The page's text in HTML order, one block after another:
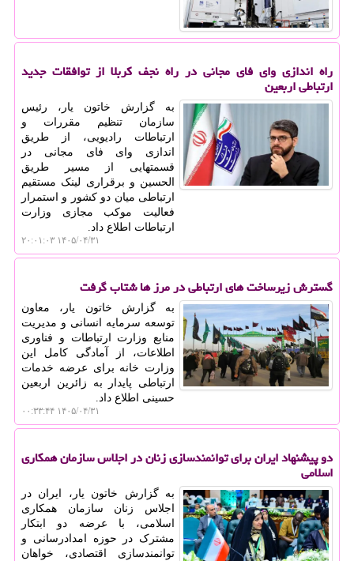
راه اندازی وای فای مجانی در راه نجف کربلا از توافقات جدید
ارتباطی اربعین
به گزارش خاتون یار، رئیس
سازمان تنظیم مقررات و
ارتباطات رادیویی، از طریق
اندازی وای فای مجانی در
قسمتهایی از مسیر طریق
الحسین و برقراری لینک مستقیم
ارتباطی میان دو کشور و استمرار
فعالیت موکب مجازی وزارت
ارتباطات اطلاع داد.
۱۴۰۵/۰۴/۳۱ ۲۰:۰۱:۰۳
گسترش زیرساخت های ارتباطی در مرز ها شتاب گرفت
به گزارش خاتون یار، معاون
توسعه سرمایه انسانی و مدیریت
منابع وزارت ارتباطات و فناوری
اطلاعات، از آمادگی کامل این
وزارت خانه برای عرضه خدمات
ارتباطی پایدار به زائرین اربعین
حسینی اطلاع داد.
۱۴۰۵/۰۴/۳۱ ۰۰:۳۳:۴۴
دو پیشنهاد ایران برای توانمندسازی زنان در اجلاس سازمان همکاری
اسلامی
به گزارش خاتون یار، ایران در
اجلاس زنان سازمان همکاری
اسلامی، با عرضه دو ابتکار
مشترک در حوزه امدادرسانی و
توانمندسازی اقتصادی، خواهان